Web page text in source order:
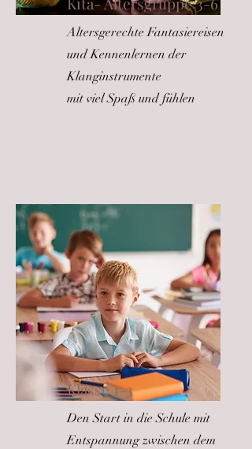
Altersgerechte Fantasiereisen
und Kennenlernen der
Klanginstrumente
mit viel Spaß und fühlen
Klasse 1-3
Den Start in die Schule mit
Entspannung zwischen dem